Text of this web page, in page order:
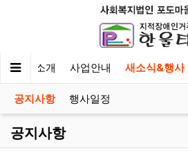
타리 소개 사업안내 새소식&행사
공지사항 행사일정
공지사항